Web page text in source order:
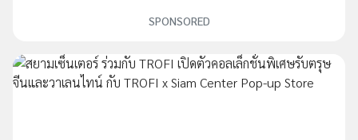
SPONSORED